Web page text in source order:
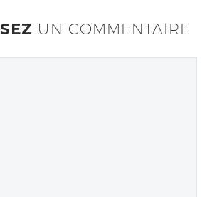
UN COMMENTAIRE